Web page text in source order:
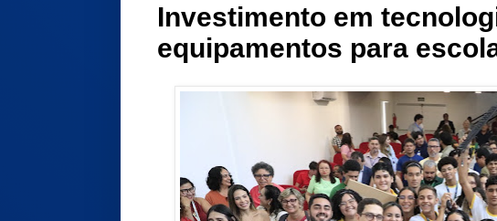
Investimento em
equipamentos para